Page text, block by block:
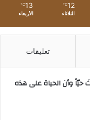
12
℃
الثلاثاء
13
℃
الأربعاء
تعليقات
حيّاً وأن الحياة على هذه